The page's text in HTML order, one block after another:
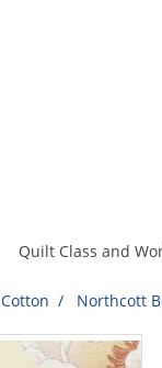
Quilt Class and
Cotton Northcott